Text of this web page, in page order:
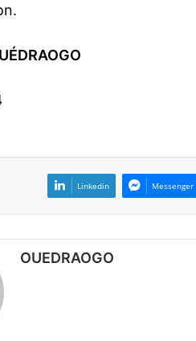
Linkedin Messenger
OUEDRAOGO